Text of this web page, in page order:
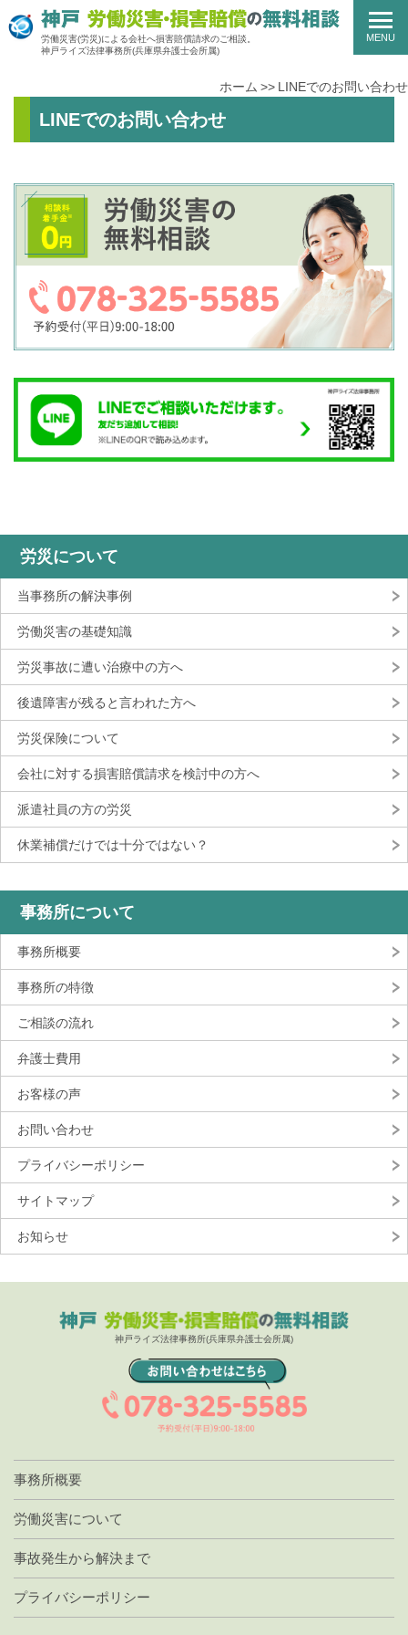
労働災害(労災)による会社へ損害賠償請求のご相談。
神戸ライズ法律事務所(兵庫県弁護士会所属)
MENU
ホーム LINEでのお問い合わせ
LINEでのお問い合わせ
労災について
当事務所の解決事例
労働災害の基礎知識
労災事故に遭い治療中の方へ
後遺障害が残ると言われた方へ
労災保険について
会社に対する損害賠償請求を検討中の方へ
派遣社員の方の労災
休業補償だけでは十分ではない？
事務所について
事務所概要
事務所の特徴
ご相談の流れ
弁護士費用
お客様の声
お問い合わせ
プライバシーポリシー
サイトマップ
お知らせ
神戸ライズ法律事務所(兵庫県弁護士会所属)
事務所概要
労働災害について
事故発生から解決まで
プライバシーポリシー